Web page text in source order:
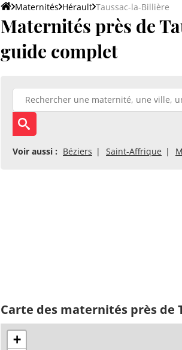
Maternités Hérault Taussac-la-Billière
Maternités près de
guide complet
Voir aussi : Béziers Saint-Affrique
Carte des maternités près de
+